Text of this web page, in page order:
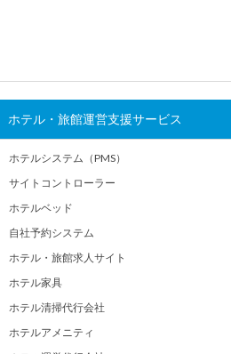
ホテル・旅館運営支援サービス
ホテルシステム（PMS）
サイトコントローラー
ホテルベッド
自社予約システム
ホテル・旅館求人サイト
ホテル家具
ホテル清掃代行会社
ホテルアメニティ